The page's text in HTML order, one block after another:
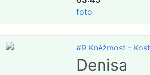
foto
#9 Kněžmost - Kost
Denisa